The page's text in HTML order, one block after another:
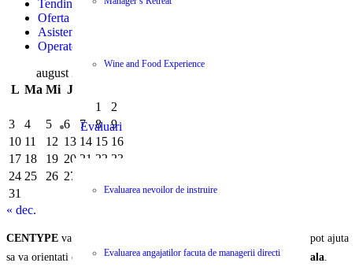
Wine and Food Experience
Evaluari
Evaluarea nevoilor de instruire
Evaluarea angajatilor facuta de managerii directi
Tendințe și Eficiență Financiară în Logistica Modernă
Oferta Job – Sofer cat B
Asistent Manager – Secretara
Operator logistica
august 2026
L Ma Mi J
1
2
3
4 5 6 7 8
9
10 11 12 13 14 15 16
17 18 19 20 21 22 23
24 25 26 27
31
« dec.
CENTYPE va pune la dispozitie o selectie unica de servicii care va pot ajuta
sa va orientati organizatia si echipa spreperformanta organizationala